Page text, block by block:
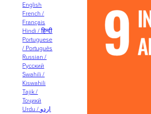
English
French /
Français
Hindi / हिन्दी
Portuguese
/ Português
Russian /
Русский
Swahili /
Kiswahili
Tajik /
Тоҷикӣ
Urdu / اردو